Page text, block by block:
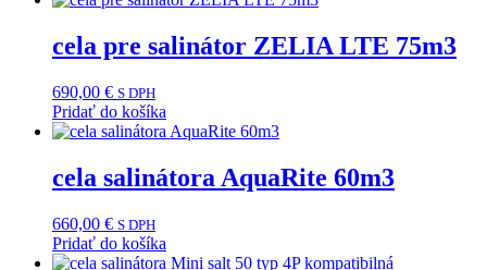
cela pre salinátor ZELIA LTE 75m3
690,00 € S DPH
Pridať do košíka
cela salinátora AquaRite 60m3
660,00 € S DPH
Pridať do košíka